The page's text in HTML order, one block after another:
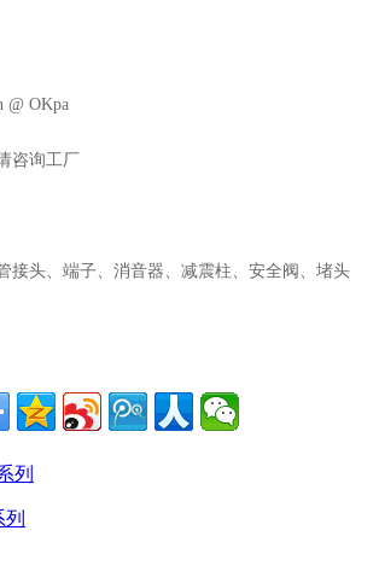
@ OKpa
咨询工厂
接头、端子、消音器、减震柱、安全阀、堵头
列